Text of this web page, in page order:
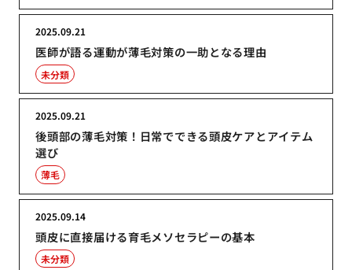
医師が語る運動が薄毛対策の一助となる理由
2025.09.21
未分類
後頭部の薄毛対策！日常でできる頭皮ケアとアイテム
選び
2025.09.21
薄毛
頭皮に直接届ける育毛メソセラピーの基本
2025.09.14
未分類